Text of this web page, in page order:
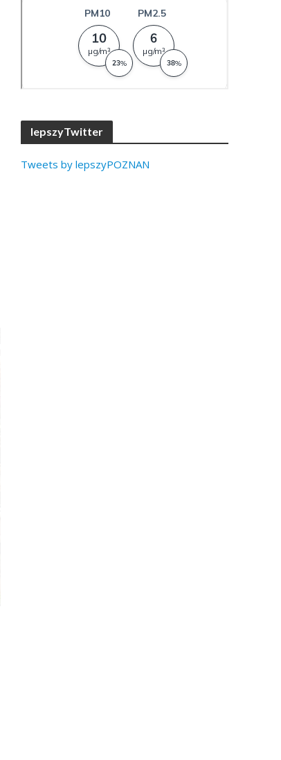
lepszyTwitter
Tweets by lepszyPOZNAN